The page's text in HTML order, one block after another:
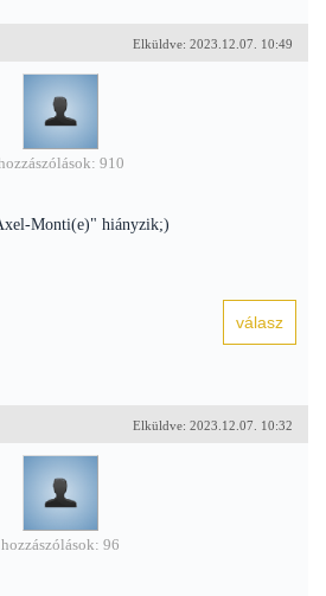
Elküldve: 2023.12.07. 10:49
910
Monti(e)" hiányzik;)
Elküldve: 2023.12.07. 10:32
hozzászólások: 96